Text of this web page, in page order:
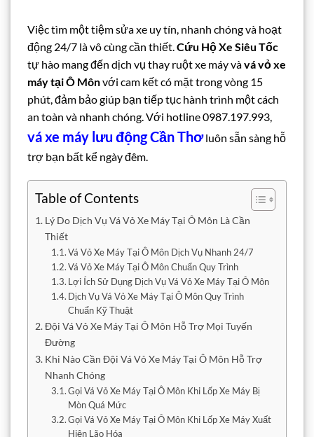
Việc tìm một tiệm sửa xe uy tín, nhanh chóng và hoạt
động 24/7 là vô cùng cần thiết.Cứu Hộ Xe Siêu Tốc
tự hào mang đến dịch vụ thay ruột xe máy vàvá vỏ xe
máy tại Ô Mônvới cam kết có mặt trong vòng 15
phút, đảm bảo giúp bạn tiếp tục hành trình một cách
an toàn và nhanh chóng. Với hotline 0987.197.993,
vá xe máy lưu động Cần Thơluôn sẵn sàng hỗ
trợ bạn bất kể ngày đêm.
Table of Contents
Lý Do Dịch Vụ Vá Vỏ Xe Máy Tại Ô Môn Là Cần
Thiết
Vá Vỏ Xe Máy Tại Ô Môn Dịch Vụ Nhanh 24/7
Vá Vỏ Xe Máy Tại Ô Môn Chuẩn Quy Trình
Lợi Ích Sử Dụng Dịch Vụ Vá Vỏ Xe Máy Tại Ô Môn
Dịch Vụ Vá Vỏ Xe Máy Tại Ô Môn Quy Trình
Chuẩn Kỹ Thuật
Đội Vá Vỏ Xe Máy Tại Ô Môn Hỗ Trợ Mọi Tuyến
Đường
Khi Nào Cần Đội Vá Vỏ Xe Máy Tại Ô Môn Hỗ Trợ
Nhanh Chóng
Gọi Vá Vỏ Xe Máy Tại Ô Môn Khi Lốp Xe Máy Bị
Mòn Quá Mức
Gọi Vá Vỏ Xe Máy Tại Ô Môn Khi Lốp Xe Máy Xuất
Hiện Lão Hóa